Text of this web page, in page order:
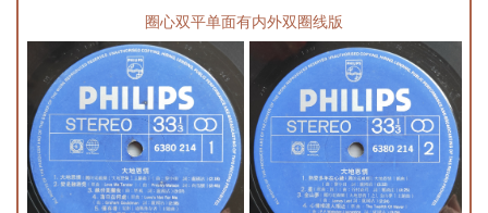
圈心双平单面有内外双圈线版